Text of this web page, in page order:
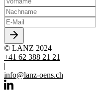
© LANZ 2024
+41 62 388 21 21
|
info@lanz-oens.ch